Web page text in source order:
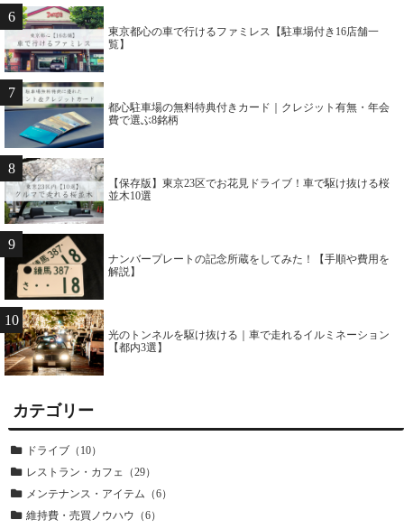
6
東京都心の車で行けるファミレス【駐車場付き16店舗一
覧】
7
都心駐車場の無料特典付きカード｜クレジット有無・年会
費で選ぶ8銘柄
8
【保存版】東京23区でお花見ドライブ！車で駆け抜ける桜
並木10選
9
ナンバープレートの記念所蔵をしてみた！【手順や費用を
解説】
10
光のトンネルを駆け抜ける｜車で走れるイルミネーション
【都内3選】
カテゴリー
ドライブ（10）
レストラン・カフェ（29）
メンテナンス・アイテム（6）
維持費・売買ノウハウ（6）